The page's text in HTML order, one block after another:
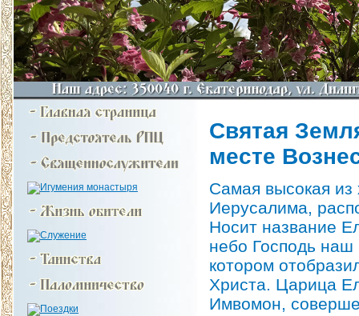
Святая
месте
Самая высокая
Иерусалима,
Носит название
небо Господь
котором
Христа. Царица
Имвомон,